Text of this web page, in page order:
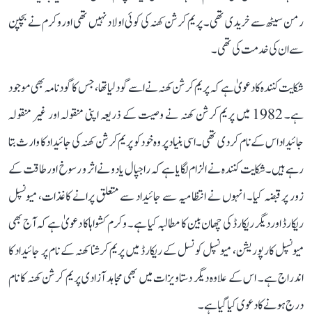
رمن سیٹھ سے خریدی تھی۔ پریم کرشن کھنہ کی کوئی اولاد نہیں تھی اور وکرم نے بچپن
سے ان کی خدمت کی تھی۔
شکایت کنندہ کا دعویٰ ہے کہ پریم کرشن کھنہ نے اسے گود لیا تھا، جس کا گود نامہ بھی موجود
ہے۔ 1982 میں پریم کرشن کھنہ نے وصیت کے ذریعہ اپنی منقولہ اور غیر منقولہ
جائیداد اس کے نام کر دی تھی۔ اسی بنیاد پر وہ خود کو پریم کرشن کھنہ کی جائیداد کا وارث بتا
رہے ہیں۔ شکایت کنندہ نے الزام لگایا ہے کہ راجپال یادو نے اثر و رسوخ اور طاقت کے
زور پر قبضہ کیا۔ انہوں نے انتظامیہ سے جائیداد سے متعلق پرانے کاغذات، میونسپل
ریکارڈ اور دیگر ریکارڈ کی چھان بین کا مطالبہ کیا ہے۔ وکرم کشواہا کا دعویٰ ہے کہ آج بھی
میونسپل کارپوریشن، میونسپل کونسل کے ریکارڈ میں پریم کرشنا کھنہ کے نام پر جائیداد کا
اندراج ہے۔ اس کے علاوہ دیگر دستاویزات میں بھی مجاہد آزادی پریم کرشن کھنہ کا نام
درج ہونے کا دعوی کیا گیا ہے۔